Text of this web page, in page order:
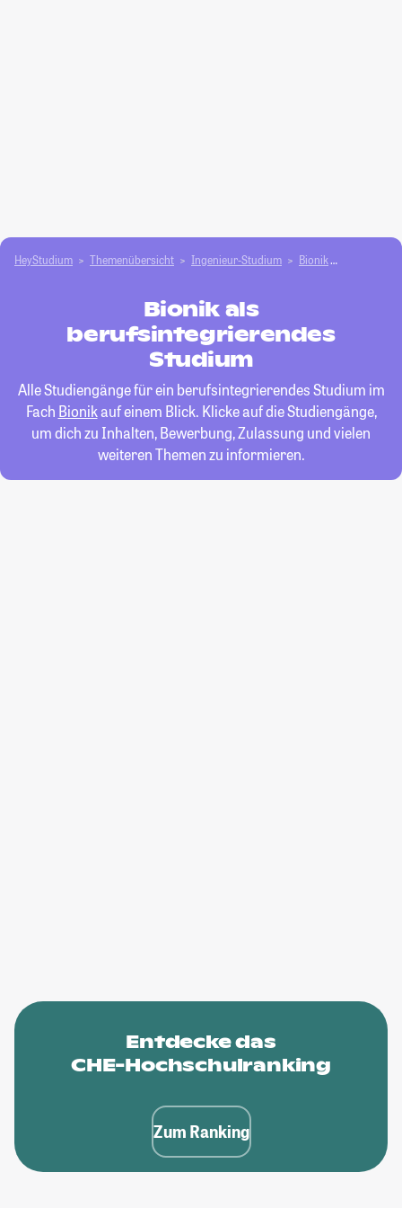
HeyStudium Themenübersicht Ingenieur-Studium Bionik
Bionik als
berufsintegrierendes
Studium
Alle Studiengänge für ein berufsintegrierendes Studium im
Fach Bionikauf einem Blick. Klicke auf die Studiengänge,
um dich zu Inhalten, Bewerbung, Zulassung und vielen
weiteren Themen zu informieren.
Entdecke das
CHE-Hochschulranking
Zum Ranking